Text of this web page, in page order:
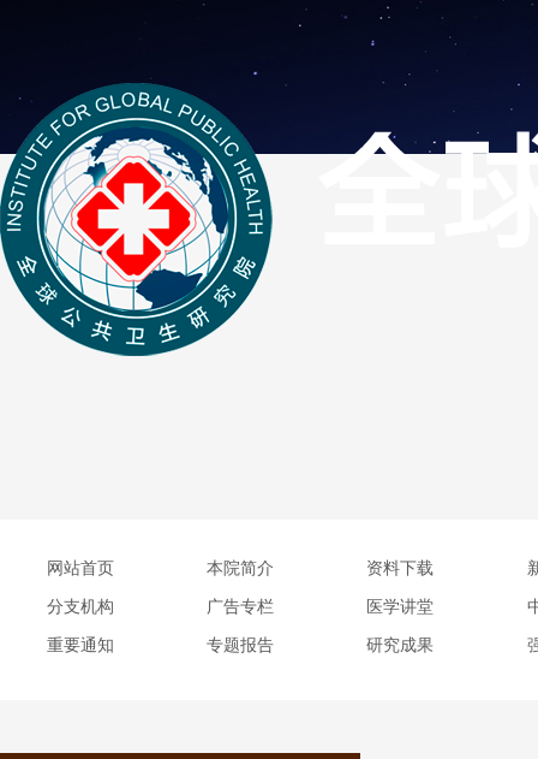
网站首页 本院简介 资料下载
分支机构 广告专栏 医学讲堂
重要通知 专题报告 研究成果